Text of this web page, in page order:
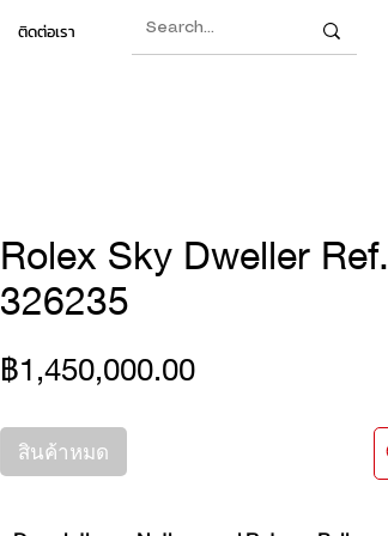
ติดต่อเรา
Rolex Sky Dweller Ref.
326235
฿1,450,000.00ราคา
สินค้าหมด